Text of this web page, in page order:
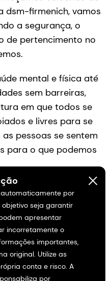
mental e física até
sem barreiras,
em que todos se
e livres para se
para o que podemos
por
objetivo seja garantir
apresentar
incorretamente o
importantes,
original. Utilize as
conta e risco. A
por